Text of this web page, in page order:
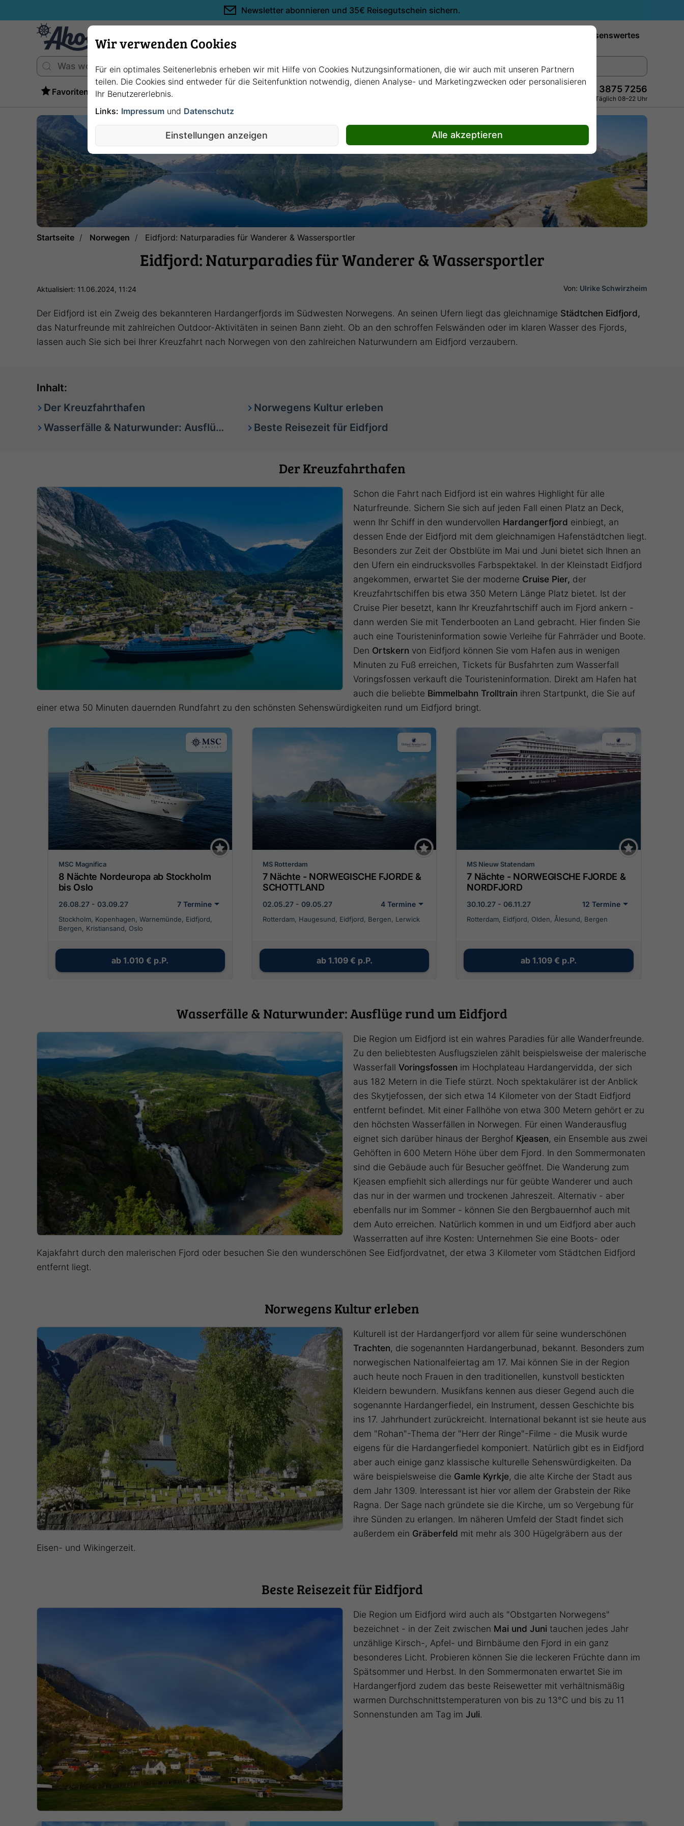
Newsletter abonnieren und 35€ Reisegutschein sichern.
Wissenswertes
Favoriten +49 228 3875 7256
Persönlich · Kostenlos · Täglich 08–22 Uhr
Startseite Norwegen Eidfjord: Naturparadies für Wanderer & Wassersportler
Eidfjord: Naturparadies für Wanderer & Wassersportler
Von: Ulrike Schwirzheim
Aktualisiert: 11.06.2024, 11:24
Der Eidfjord ist ein Zweig des bekannteren Hardangerfjords im Südwesten Norwegens. An seinen Ufern liegt das gleichnamige Städtchen Eidfjord,
das Naturfreunde mit zahlreichen Outdoor-Aktivitäten in seinen Bann zieht. Ob an den schroffen Felswänden oder im klaren Wasser des Fjords,
lassen auch Sie sich bei Ihrer Kreuzfahrt nach Norwegen von den zahlreichen Naturwundern am Eidfjord verzaubern.
Inhalt:
Der Kreuzfahrthafen
Wasserfälle & Naturwunder: Ausflüge rund um Eidfjord
Norwegens Kultur erleben
Beste Reisezeit für Eidfjord
Der Kreuzfahrthafen
Schon die Fahrt nach Eidfjord ist ein wahres Highlight für alle
Naturfreunde. Sichern Sie sich auf jeden Fall einen Platz an Deck,
wenn Ihr Schiff in den wundervollen Hardangerfjord einbiegt, an
dessen Ende der Eidfjord mit dem gleichnamigen Hafenstädtchen liegt.
Besonders zur Zeit der Obstblüte im Mai und Juni bietet sich Ihnen an
den Ufern ein eindrucksvolles Farbspektakel. In der Kleinstadt Eidfjord
angekommen, erwartet Sie der moderne Cruise Pier, der
Kreuzfahrtschiffen bis etwa 350 Metern Länge Platz bietet. Ist der
Cruise Pier besetzt, kann Ihr Kreuzfahrtschiff auch im Fjord ankern -
dann werden Sie mit Tenderbooten an Land gebracht. Hier finden Sie
auch eine Touristeninformation sowie Verleihe für Fahrräder und Boote.
Den Ortskern von Eidfjord können Sie vom Hafen aus in wenigen
Minuten zu Fuß erreichen, Tickets für Busfahrten zum Wasserfall
Voringsfossen verkauft die Touristeninformation. Direkt am Hafen hat
auch die beliebte Bimmelbahn Trolltrain ihren Startpunkt, die Sie auf
einer etwa 50 Minuten dauernden Rundfahrt zu den schönsten Sehenswürdigkeiten rund um Eidfjord bringt.
MSC Magnifica
8 Nächte Nordeuropa ab Stockholm
bis Oslo
26.08.27 - 03.09.27 7 Termine
Stockholm, Kopenhagen, Warnemünde, Eidfjord,
Bergen, Kristiansand, Oslo
ab1.010 € p.P.
MS Rotterdam
7 Nächte - NORWEGISCHE FJORDE &
SCHOTTLAND
02.05.27 - 09.05.27 4 Termine
Rotterdam, Haugesund, Eidfjord, Bergen, Lerwick
ab 1.109 € p.P.
MS Nieuw Statendam
7 Nächte - NORWEGISCHE FJORDE &
NORDFJORD
30.10.27 - 06.11.27 12 Termine
Rotterdam, Eidfjord, Olden, Ålesund, Bergen
ab1.109 € p.P.
Wasserfälle & Naturwunder: Ausflüge rund um Eidfjord
Die Region um Eidfjord ist ein wahres Paradies für alle Wanderfreunde.
Zu den beliebtesten Ausflugszielen zählt beispielsweise der malerische
Wasserfall Voringsfossen im Hochplateau Hardangervidda, der sich
aus 182 Metern in die Tiefe stürzt. Noch spektakulärer ist der Anblick
des Skytjefossen, der sich etwa 14 Kilometer von der Stadt Eidfjord
entfernt befindet. Mit einer Fallhöhe von etwa 300 Metern gehört er zu
den höchsten Wasserfällen in Norwegen. Für einen Wanderausflug
eignet sich darüber hinaus der Berghof Kjeasen, ein Ensemble aus zwei
Gehöften in 600 Metern Höhe über dem Fjord. In den Sommermonaten
sind die Gebäude auch für Besucher geöffnet. Die Wanderung zum
Kjeasen empfiehlt sich allerdings nur für geübte Wanderer und auch
das nur in der warmen und trockenen Jahreszeit. Alternativ - aber
ebenfalls nur im Sommer - können Sie den Bergbauernhof auch mit
dem Auto erreichen. Natürlich kommen in und um Eidfjord aber auch
Wasserratten auf ihre Kosten: Unternehmen Sie eine Boots- oder
Kajakfahrt durch den malerischen Fjord oder besuchen Sie den wunderschönen See Eidfjordvatnet, der etwa 3 Kilometer vom Städtchen Eidfjord
entfernt liegt.
Norwegens Kultur erleben
Kulturell ist der Hardangerfjord vor allem für seine wunderschönen
Trachten, die sogenannten Hardangerbunad, bekannt. Besonders zum
norwegischen Nationalfeiertag am 17. Mai können Sie in der Region
auch heute noch Frauen in den traditionellen, kunstvoll bestickten
Kleidern bewundern. Musikfans kennen aus dieser Gegend auch die
sogenannte Hardangerfiedel, ein Instrument, dessen Geschichte bis
ins 17. Jahrhundert zurückreicht. International bekannt ist sie heute aus
dem "Rohan"-Thema der "Herr der Ringe"-Filme - die Musik wurde
eigens für die Hardangerfiedel komponiert. Natürlich gibt es in Eidfjord
aber auch einige ganz klassische kulturelle Sehenswürdigkeiten. Da
wäre beispielsweise die Gamle Kyrkje, die alte Kirche der Stadt aus
dem Jahr 1309. Interessant ist hier vor allem der Grabstein der Rike
Ragna. Der Sage nach gründete sie die Kirche, um so Vergebung für
ihre Sünden zu erlangen. Im näheren Umfeld der Stadt findet sich
außerdem ein Gräberfeld mit mehr als 300 Hügelgräbern aus der
Eisen- und Wikingerzeit.
Beste Reisezeit für Eidfjord
Die Region um Eidfjord wird auch als "Obstgarten Norwegens"
bezeichnet - in der Zeit zwischen Mai und Juni tauchen jedes Jahr
unzählige Kirsch-, Apfel- und Birnbäume den Fjord in ein ganz
besonderes Licht. Probieren können Sie die leckeren Früchte dann im
Spätsommer und Herbst. In den Sommermonaten erwartet Sie im
Hardangerfjord zudem das beste Reisewetter mit verhältnismäßig
warmen Durchschnittstemperaturen von bis zu 13°C und bis zu 11
Sonnenstunden am Tag im Juli.
Wir verwenden Cookies
Für ein optimales Seitenerlebnis erheben wir mit Hilfe von Cookies Nutzungsinformationen, die wir auch mit unseren Partnern
teilen. Die Cookies sind entweder für die Seitenfunktion notwendig, dienen Analyse- und Marketingzwecken oder personalisieren
Ihr Benutzererlebnis.
Links: Impressum und Datenschutz
Einstellungen anzeigen Alle akzeptieren